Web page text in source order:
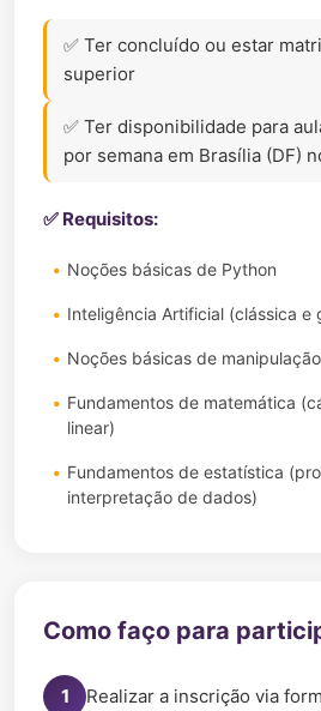
✅ Ter concluído ou estar
superior
✅ Ter disponibilidade para
por semana em Brasília (DF)
✅ Requisitos:
Noções básicas de Python
Inteligência Artificial (clássica e
Noções básicas de
Fundamentos de matemática
linear)
Fundamentos de estatística
interpretação de dados)
Como faço para
1 Realizar a inscrição via